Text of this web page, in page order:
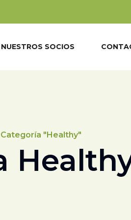
NUESTROS SOCIOS
"Healthy"